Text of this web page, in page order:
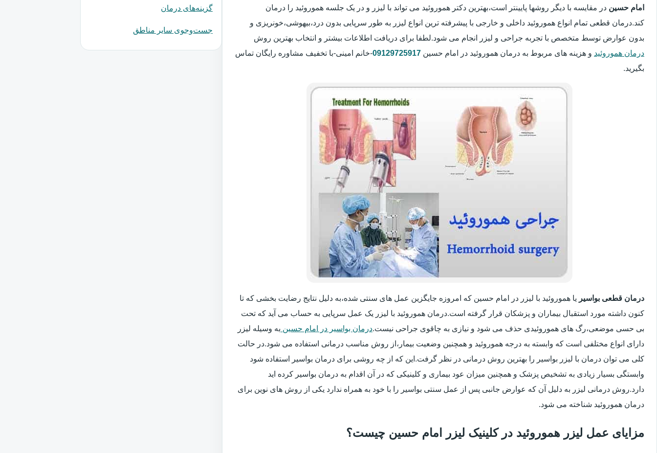
امام حسین در مقایسه با دیگر روشها پایینتر است،بهترین دکتر هموروئید می تواند با لیزر و در یک جلسه هموروئید را درمان
کند.درمان قطعی تمام انواع هموروئید داخلی و خارجی با پیشرفته ترین انواع لیزر به طور سرپایی بدون درد،بیهوشی،خونریزی و
بدون عوارض توسط متخصص با تجربه جراحی و لیزر انجام می شود.لطفا برای دریافت اطلاعات بیشتر و انتخاب بهترین روش
درمان هموروئید و هزینه های مربوط به درمان هموروئید در امام حسین 09129725917-خانم امینی-با تخفیف مشاوره رایگان تماس
بگیرید.
درمان قطعی بواسیر یا هموروئید با لیزر در امام حسین که امروزه جایگزین عمل های سنتی شده،به دلیل نتایج رضایت بخشی که تا
کنون داشته مورد استقبال بیماران و پزشکان قرار گرفته است.درمان هموروئید با لیزر یک عمل سرپایی به حساب می آید که تحت
بی حسی موضعی،رگ های هموروئیدی حذف می شود و نیازی به چاقوی جراحی نیست.درمان بواسیر در امام حسین به وسیله لیزر
دارای انواع مختلفی است که وابسته به درجه هموروئید و همچنین وضعیت بیمار،از روش مناسب درمانی استفاده می شود.در حالت
کلی می توان درمان با لیزر بواسیر را بهترین روش درمانی در نظر گرفت.این که از چه روشی برای درمان بواسیر استفاده شود
وابستگی بسیار زیادی به تشخیص پزشک و همچنین میزان عود بیماری و کلینیکی که در آن اقدام به درمان بواسیر کرده اید
دارد.روش درمانی لیزر به دلیل آن که عوارض جانبی پس از عمل سنتی بواسیر را با خود به همراه ندارد یکی از روش های نوین برای
درمان هموروئید شناخته می شود.
مزایای عمل لیزر هموروئید در کلینیک لیزر امام حسین چیست؟
گزینه‌های درمان
جست‌وجوی سایر مناطق